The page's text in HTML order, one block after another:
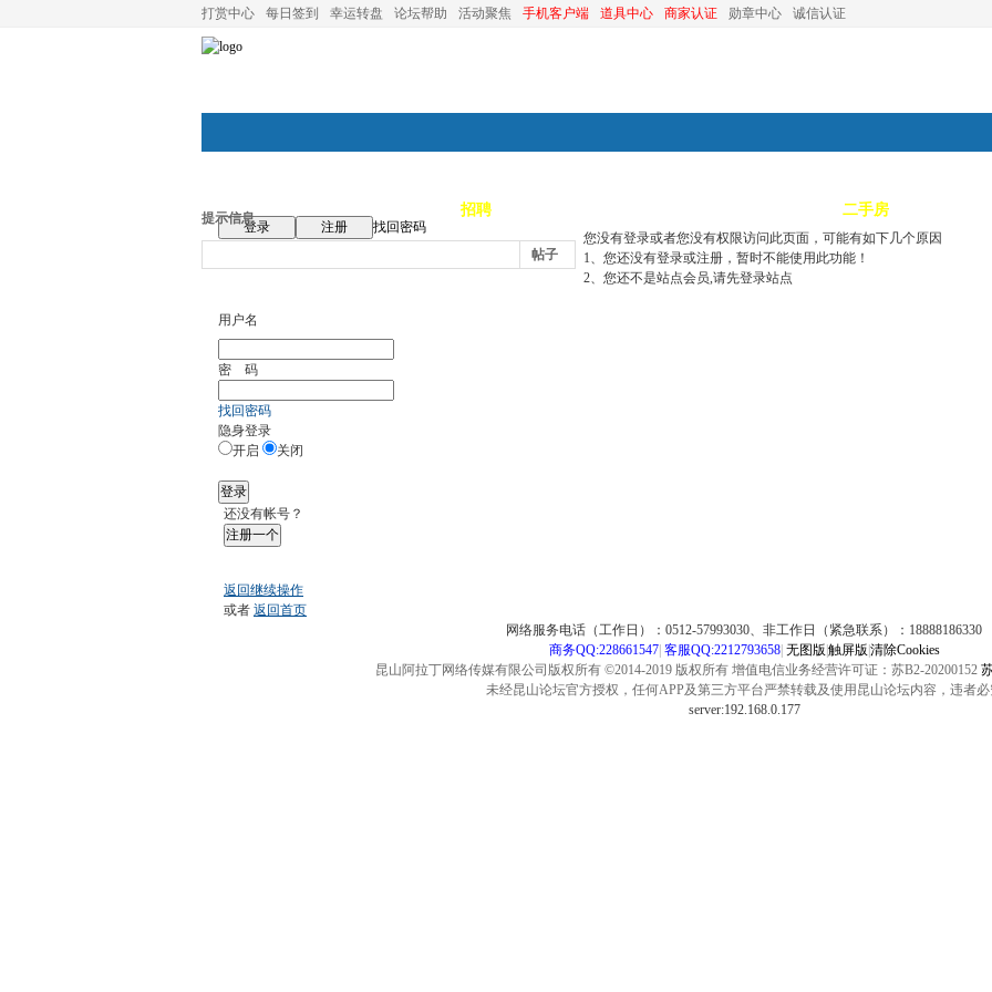
打赏中心 每日签到 幸运转盘 论坛帮助 活动聚焦 手机客户端 道具中心 商家认证 勋章中心 诚信认证
论坛首页 招聘 二手房
登录 注册
找回密码
帖子
提示信息
您没有登录或者您没有权限访问此页面，可能有如下几个原因
1、您还没有登录或注册，暂时不能使用此功能！
2、您还不是站点会员,请先登录站点
用户名
密 码
找回密码
隐身登录
开启
关闭
登录
还没有帐号？
注册一个
返回继续操作
或者 返回首页
网络服务电话（工作日）：0512-57993030、非工作日（紧急联系）：18888186330
商务QQ:228661547| 客服QQ:2212793658| 无图版 触屏版 清除Cookies
昆山阿拉丁网络传媒有限公司版权所有 ©2014-2019 版权所有 增值电信业务经营许可证：苏B2-20200152
未经昆山论坛官方授权，任何APP及第三方平台严禁转载及使用昆山论坛内容，违者必
server:192.168.0.177